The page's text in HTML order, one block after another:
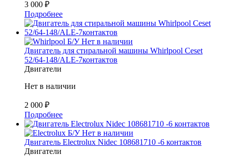
3 000 ₽
Подробнее
Б/У Нет в наличии
Двигатель для стиральной машины Whirlpool Ceset
52/64-148/ALE-7контактов
Двигатели
Нет в наличии
2 000 ₽
Подробнее
Б/У Нет в наличии
Двигатель Electrolux Nidec 108681710 -6 контактов
Двигатели